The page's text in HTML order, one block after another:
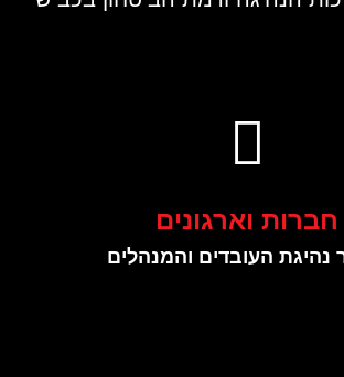
חברות וארגונים
נהיגת העובדים והמנהלים